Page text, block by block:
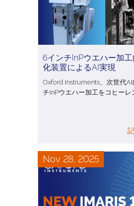
6インチInPウエハー加
化装置によるAI実現
Oxford Instruments、次世代
チInPウエハー加工をコヒーレ
Nov 28, 2025